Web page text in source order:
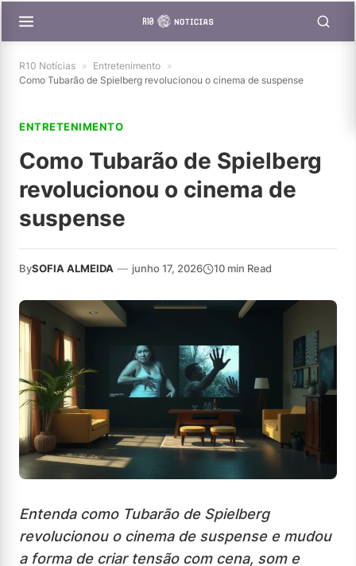
R10 Notícias » Entretenimento »
Como Tubarão de Spielberg revolucionou o cinema de suspense
ENTRETENIMENTO
Como Tubarão de Spielberg
revolucionou o cinema de
suspense
BySOFIA ALMEIDA — junho 17, 2026 10 min Read
Entenda como Tubarão de Spielberg
revolucionou o cinema de suspense e mudou
a forma de criar tensão com cena, som e